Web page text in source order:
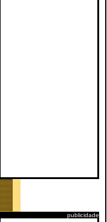
publicidade